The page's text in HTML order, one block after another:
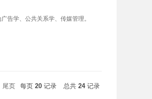
告学、公共关系学、传媒管理。
每页 20 记录 总共 24记录
尾页